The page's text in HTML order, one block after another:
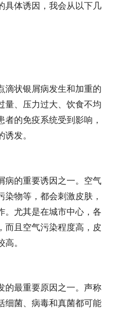
具体诱因，我会从以下几
滴状银屑病发生和加重的
量、压力过大、饮食不均
的免疫系统受到影响，
发。
病的重要诱因之一。空气
染物等，都会刺激皮肤，
。尤其是在城市中心，各
而且空气污染程度高，皮
。
的最重要原因之一。声称
细菌、病毒和真菌都可能